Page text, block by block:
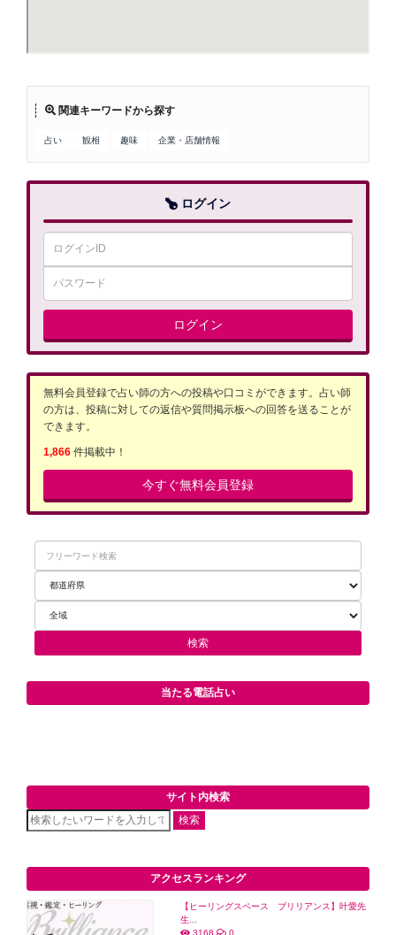
関連キーワードから探す
占い 観相 趣味 企業・店舗情報
ログイン
ログイン
無料会員登録で占い師の方への投稿や口コミができます。占い師
の方は、投稿に対しての返信や質問掲示板への回答を送ることが
できます。
1,866 件掲載中！
今すぐ無料会員登録
当たる電話占い
サイト内検索
検索
アクセスランキング
【ヒーリングスペース ブリリアンス】叶愛先
生...
3168
0